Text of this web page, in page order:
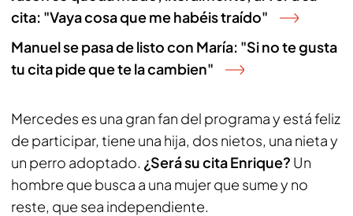
cita: "Vaya cosa que me habéis traído"
Manuel se pasa de listo con María: "Si no te gusta
tu cita pide que te la cambien"
Mercedes es una gran fan del programa y está feliz
de participar, tiene una hija, dos nietos, una nieta y
un perro adoptado. ¿Será su cita Enrique? Un
hombre que busca a una mujer que sume y no
reste, que sea independiente.